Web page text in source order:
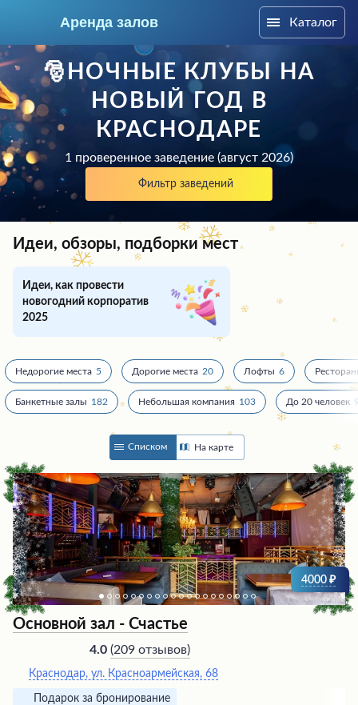
Аренда залов
Краснодар
Колл-центр
+7 (903) 448-30-95
Каталог
🎅НОЧНЫЕ КЛУБЫ НА
НОВЫЙ ГОД В
КРАСНОДАРЕ
1 проверенное заведение (август 2026)
Фильтр заведений
Идеи, обзоры, подборки мест
Идеи, как провести
новогодний корпоратив
2025
Недорогие места 5 Дорогие места 20 Лофты 6
Банкетные залы 182 Небольшая компания 103 До 20 человек
Списком На карте
4000
Основной зал - Счастье
4.0 (209 отзывов)
Краснодар, ул. Красноармейская, 68
Подарок за бронирование